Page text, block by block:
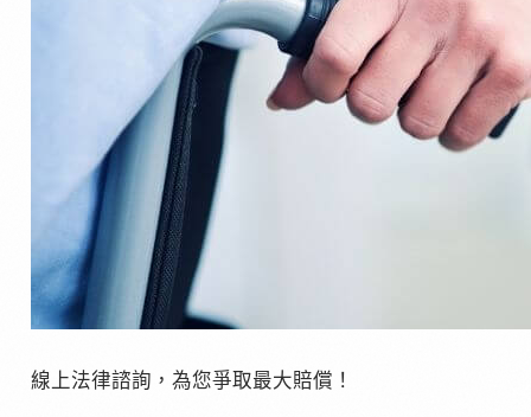
線上法律諮詢，為您爭取最大賠償！